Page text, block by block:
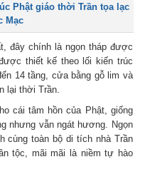
Phật giáo thời Trần tọa lạc
Mạc
đây chính là ngọn tháp được
thiết kế theo lối kiến trúc
14 tầng, cửa bằng gỗ lim và
lại thời Trần.
cái tâm hồn của Phật, giống
nhưng vẫn ngát hương. Ngọn
cùng toàn bộ di tích nhà Trần
tộc, mãi mãi là niềm tự hào